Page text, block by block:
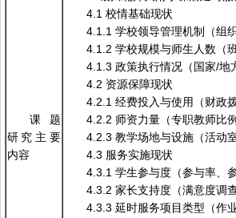
课题
研究主要
内容
4.1 校情基础现状
4.1.1 学校领导管理机制（组
4.1.2 学校规模与师生人数（
4.1.3 政策执行情况（国家/地
4.2 资源保障现状
4.2.1 经费投入与使用（财政
4.2.2 师资力量（专职教师比
4.2.3 教学场地与设施（活动
4.3 服务实施现状
4.3.1 学生参与度（参与率、
4.3.2 家长支持度（满意度调
4.3.3 延时服务项目类型（作